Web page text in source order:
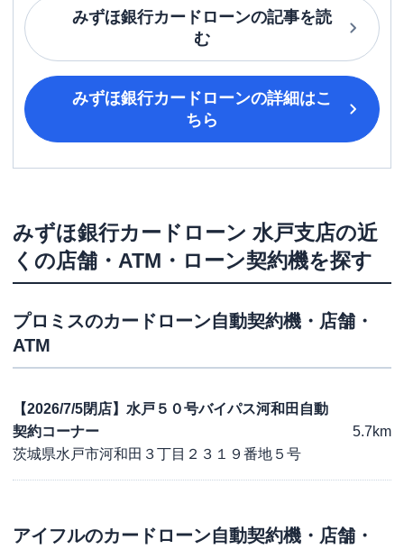
みずほ銀行カードローンの記事を読
む
みずほ銀行カードローンの詳細はこ
ちら
みずほ銀行カードローン 水戸支店の近
くの店舗・ATM・ローン契約機を探す
プロミスのカードローン自動契約機・店舗・
ATM
【2026/7/5閉店】水戸５０号バイパス河和田自動
契約コーナー
茨城県水戸市河和田３丁目２３１９番地５号
5.7km
アイフルのカードローン自動契約機・店舗・